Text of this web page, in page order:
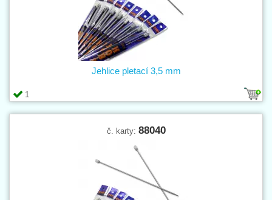
1
Jehlice pletací 3,5 mm
č. karty: 88040